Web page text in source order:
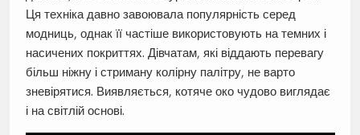
Ця техніка давно завоювала популярність серед
модниць, однак її частіше використовують на темних і
насичених покриттях. Дівчатам, які віддають перевагу
більш ніжну і стриману колірну палітру, не варто
зневірятися. Виявляється, котяче око чудово виглядає
і на світлій основі.